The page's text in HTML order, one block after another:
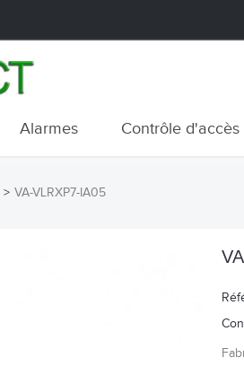
Alarmes Contrôle d'accès
> VA-VLRXP7-IA05